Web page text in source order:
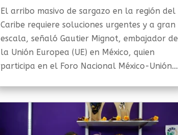
El arribo masivo de sargazo en la región del
Caribe requiere soluciones urgentes y a gran
escala, señaló Gautier Mignot, embajador de
la Unión Europea (UE) en México, quien
participa en el Foro Nacional México-Unión